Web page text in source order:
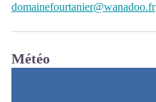
domainefourtanier@wanadoo.fr
Météo